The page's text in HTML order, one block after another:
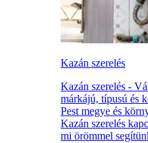
Kazán szerelés
Kazán szerelés -
márkájú, típusú és
Pest megye és
Kazán szerelés
mi örömmel